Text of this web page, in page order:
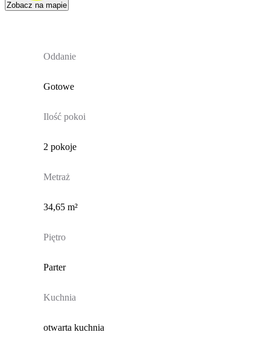
Zobacz na mapie
Oddanie
Gotowe
Ilość pokoi
2 pokoje
Metraż
34,65 m²
Piętro
Parter
Kuchnia
otwarta kuchnia